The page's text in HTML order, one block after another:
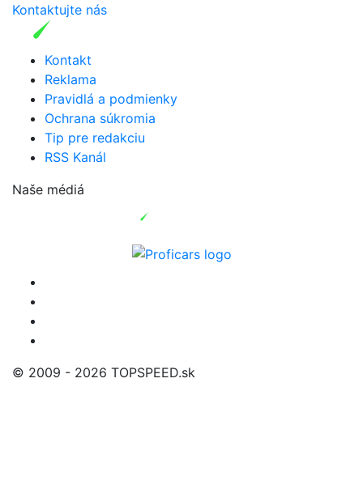
Kontaktujte nás
Kontakt
Reklama
Pravidlá a podmienky
Ochrana súkromia
Tip pre redakciu
RSS Kanál
Naše médiá
© 2009 - 2026 TOPSPEED.sk